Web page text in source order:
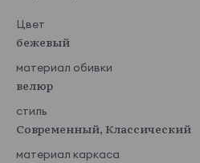
Цвет
бежевый
материал обивки
велюр
стиль
Современный, Классический
материал каркаса